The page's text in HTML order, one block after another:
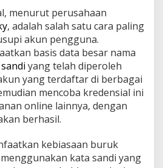
menurut perusahaan
, adalah salah satu cara paling
akun pengguna.
basis data besar nama
yang telah diperoleh
yang terdaftar di berbagai
mencoba kredensial ini
online lainnya, dengan
berhasil.
kebiasaan buruk
kata sandi yang